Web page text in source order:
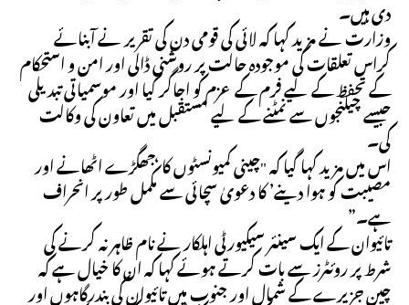
دی ہیں۔
وزارت نے مزید کہا کہ لائی کی قومی دن کی تقریر نے آبنائے
کراس تعلقات کی موجودہ حالت پر روشنی ڈالی اور امن و استحکام
کے تحفظ کے لیے فرم کے عزم کو اجاگر کیا اور موسمیاتی تبدیلی
جیسے چیلنجوں سے نمٹنے کے لیے مستقبل میں تعاون کی وکالت
کی۔
اس میں مزید کہا گیا کہ "چینی کمیونسٹوں کا ‘جھگڑے اٹھانے اور
مصیبت کو ہوا دینے’ کا دعویٰ سچائی سے مکمل طور پر انحراف
ہے۔”
تائیوان کے ایک سینئر سیکیورٹی اہلکار نے نام ظاہر نہ کرنے کی
شرط پر روئٹرز سے بات کرتے ہوئے کہا کہ ان کا خیال ہے کہ
چین جزیرے کے شمال اور جنوب میں تائیوان کی بندرگاہوں اور